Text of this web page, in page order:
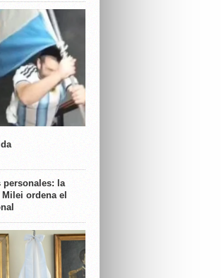
personales: la
ordena el